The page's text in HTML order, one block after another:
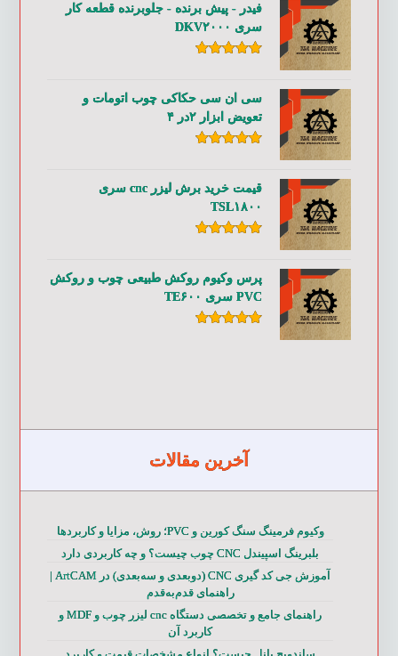
فیدر - پیش برنده - جلوبرنده قطعه کار
سری DKV۲۰۰۰
سی ان سی حکاکی چوب اتومات و
تعویض ابزار ۲در ۴
قیمت خرید برش لیزر cnc سری
TSL۱۸۰۰
پرس وکیوم روکش طبیعی چوب و روکش
PVC سری TE۶۰۰
آخرین مقالات
وکیوم فرمینگ سنگ کورین و PVC؛ روش، مزایا و کاربردها
بلبرینگ اسپیندل CNC چوب چیست؟ و چه کاربردی دارد
آموزش جی کد گیری CNC (دوبعدی و سه‌بعدی) در ArtCAM |
راهنمای قدم‌به‌قدم
راهنمای جامع و تخصصی دستگاه cnc لیزر چوب و MDF و
کاربرد آن